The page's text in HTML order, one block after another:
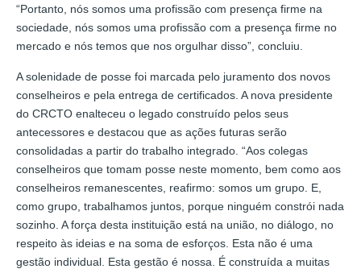
“Portanto, nós somos uma profissão com presença firme na
sociedade, nós somos uma profissão com a presença firme no
mercado e nós temos que nos orgulhar disso”, concluiu.
A solenidade de posse foi marcada pelo juramento dos novos
conselheiros e pela entrega de certificados. A nova presidente
do CRCTO enalteceu o legado construído pelos seus
antecessores e destacou que as ações futuras serão
consolidadas a partir do trabalho integrado. “Aos colegas
conselheiros que tomam posse neste momento, bem como aos
conselheiros remanescentes, reafirmo: somos um grupo. E,
como grupo, trabalhamos juntos, porque ninguém constrói nada
sozinho. A força desta instituição está na união, no diálogo, no
respeito às ideias e na soma de esforços. Esta não é uma
gestão individual. Esta gestão é nossa. É construída a muitas